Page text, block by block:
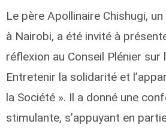
Le père Apollinaire Chishugi,
à Nairobi, a été invité à
réflexion au Conseil Plénier sur
Entretenir la solidarité et
la Société ». Il a donné une
stimulante, s’appuyant en